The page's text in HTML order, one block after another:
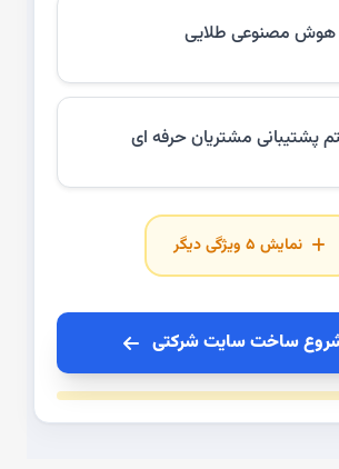
هوش مصنوعی طلایی
پشتیبانی مشتریان حرفه ای
نمایش ۵ ویژگی دیگر
ساخت سایت شرکتی